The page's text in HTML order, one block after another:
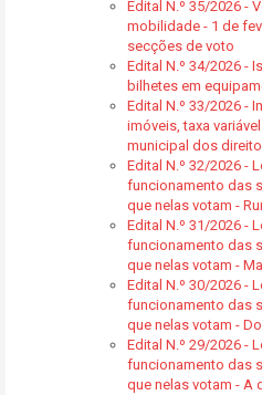
Edital N.º 35/2026 -
mobilidade - 1 de
secções de voto
Edital N.º 34/2026 -
bilhetes em
Edital N.º 33/2026 -
imóveis, taxa
municipal dos
Edital N.º 32/2026 -
funcionamento das
que nelas votam -
Edital N.º 31/2026 -
funcionamento das
que nelas votam -
Edital N.º 30/2026 -
funcionamento das
que nelas votam -
Edital N.º 29/2026 -
funcionamento das
que nelas votam - A